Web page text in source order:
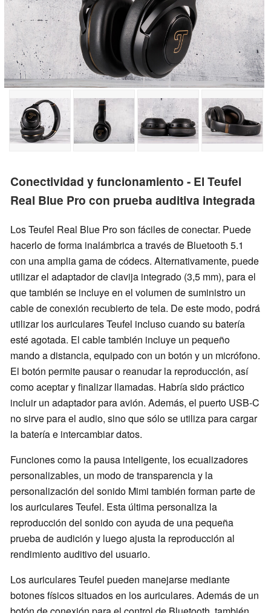
Conectividad y funcionamiento - El Teufel
Real Blue Pro con prueba auditiva integrada
Los Teufel Real Blue Pro son fáciles de conectar. Puede
hacerlo de forma inalámbrica a través de Bluetooth 5.1
con una amplia gama de códecs. Alternativamente, puede
utilizar el adaptador de clavija integrado (3,5 mm), para el
que también se incluye en el volumen de suministro un
cable de conexión recubierto de tela. De este modo, podrá
utilizar los auriculares Teufel incluso cuando su batería
esté agotada. El cable también incluye un pequeño
mando a distancia, equipado con un botón y un micrófono.
El botón permite pausar o reanudar la reproducción, así
como aceptar y finalizar llamadas. Habría sido práctico
incluir un adaptador para avión. Además, el puerto USB-C
no sirve para el audio, sino que sólo se utiliza para cargar
la batería e intercambiar datos.
Funciones como la pausa inteligente, los ecualizadores
personalizables, un modo de transparencia y la
personalización del sonido Mimi también forman parte de
los auriculares Teufel. Esta última personaliza la
reproducción del sonido con ayuda de una pequeña
prueba de audición y luego ajusta la reproducción al
rendimiento auditivo del usuario.
Los auriculares Teufel pueden manejarse mediante
botones físicos situados en los auriculares. Además de un